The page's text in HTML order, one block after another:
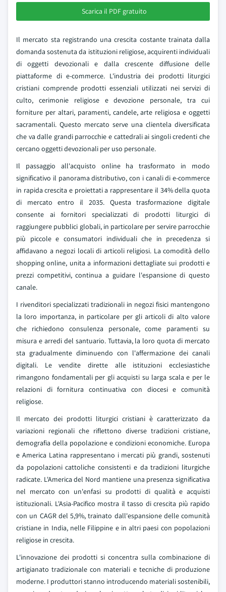
Scarica il PDF gratuito
Il mercato sta registrando una crescita costante trainata dalla
domanda sostenuta da istituzioni religiose, acquirenti individuali
di oggetti devozionali e dalla crescente diffusione delle
piattaforme di e-commerce. L'industria dei prodotti liturgici
cristiani comprende prodotti essenziali utilizzati nei servizi di
culto, cerimonie religiose e devozione personale, tra cui
forniture per altari, paramenti, candele, arte religiosa e oggetti
sacramentali. Questo mercato serve una clientela diversificata
che va dalle grandi parrocchie e cattedrali ai singoli credenti che
cercano oggetti devozionali per uso personale.
Il passaggio all'acquisto online ha trasformato in modo
significativo il panorama distributivo, con i canali di e-commerce
in rapida crescita e proiettati a rappresentare il 34% della quota
di mercato entro il 2035. Questa trasformazione digitale
consente ai fornitori specializzati di prodotti liturgici di
raggiungere pubblici globali, in particolare per servire parrocchie
più piccole e consumatori individuali che in precedenza si
affidavano a negozi locali di articoli religiosi. La comodità dello
shopping online, unita a informazioni dettagliate sui prodotti e
prezzi competitivi, continua a guidare l'espansione di questo
canale.
I rivenditori specializzati tradizionali in negozi fisici mantengono
la loro importanza, in particolare per gli articoli di alto valore
che richiedono consulenza personale, come paramenti su
misura e arredi del santuario. Tuttavia, la loro quota di mercato
sta gradualmente diminuendo con l'affermazione dei canali
digitali. Le vendite dirette alle istituzioni ecclesiastiche
rimangono fondamentali per gli acquisti su larga scala e per le
relazioni di fornitura continuativa con diocesi e comunità
religiose.
Il mercato dei prodotti liturgici cristiani è caratterizzato da
variazioni regionali che riflettono diverse tradizioni cristiane,
demografia della popolazione e condizioni economiche. Europa
e America Latina rappresentano i mercati più grandi, sostenuti
da popolazioni cattoliche consistenti e da tradizioni liturgiche
radicate. L'America del Nord mantiene una presenza significativa
nel mercato con un'enfasi su prodotti di qualità e acquisti
istituzionali. L'Asia-Pacifico mostra il tasso di crescita più rapido
con un CAGR del 5,9%, trainato dall'espansione delle comunità
cristiane in India, nelle Filippine e in altri paesi con popolazioni
religiose in crescita.
L'innovazione dei prodotti si concentra sulla combinazione di
artigianato tradizionale con materiali e tecniche di produzione
moderne. I produttori stanno introducendo materiali sostenibili,